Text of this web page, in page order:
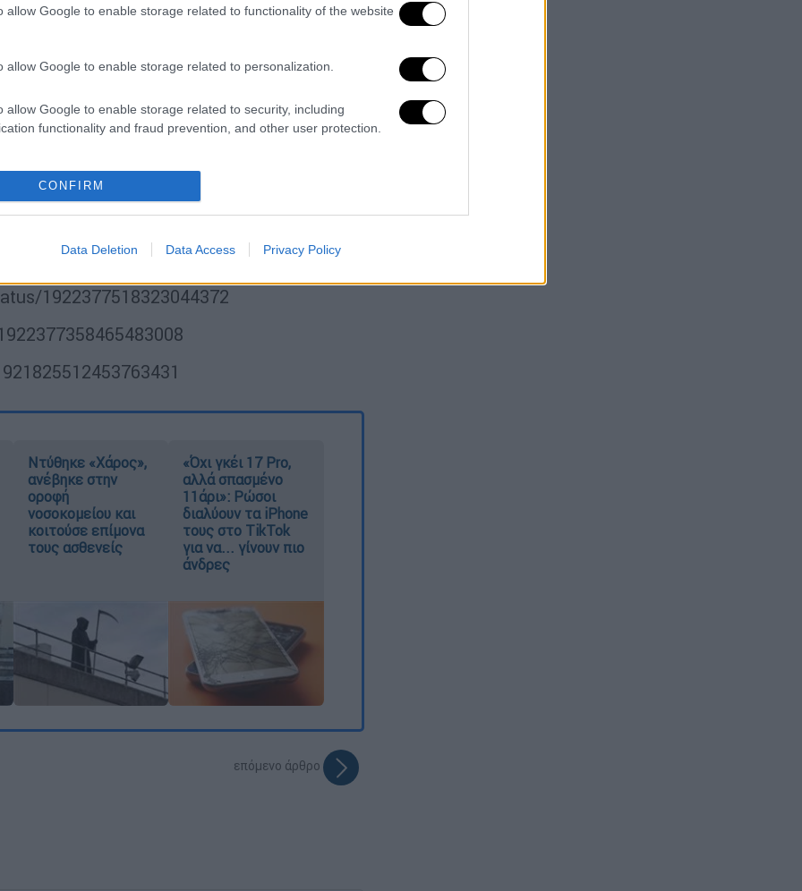
allow Google to enable storage related to functionality of the website
allow Google to enable storage related to personalization.
allow Google to enable storage related to security, including
functionality and fraud prevention, and other user protection.
CONFIRM
Data Deletion Data Access Privacy Policy
1922371711007105193
1922377518323044372
Ντύθηκε «Χάρος»,
ανέβηκε στην
οροφή
νοσοκομείου και
κοιτούσε επίμονα
τους ασθενείς
«Όχι γκέι 17 Pro,
αλλά σπασμένο
11άρι»: Ρώσοι
διαλύουν τα iPhone
τους στο TikTok
για να... γίνουν πιο
άνδρες
επόμενο άρθρο